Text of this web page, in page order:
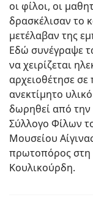
οι φίλοι, οι
δρασκέλισαν το
μετέλαβαν της
Εδώ συνέγραψε
να χειρίζεται
αρχειοθέτησε
ανεκτίμητο
δωρηθεί από την
Σύλλογο Φίλων
Μουσείου
πρωτοπόρος στη
Κουλικούρδη.